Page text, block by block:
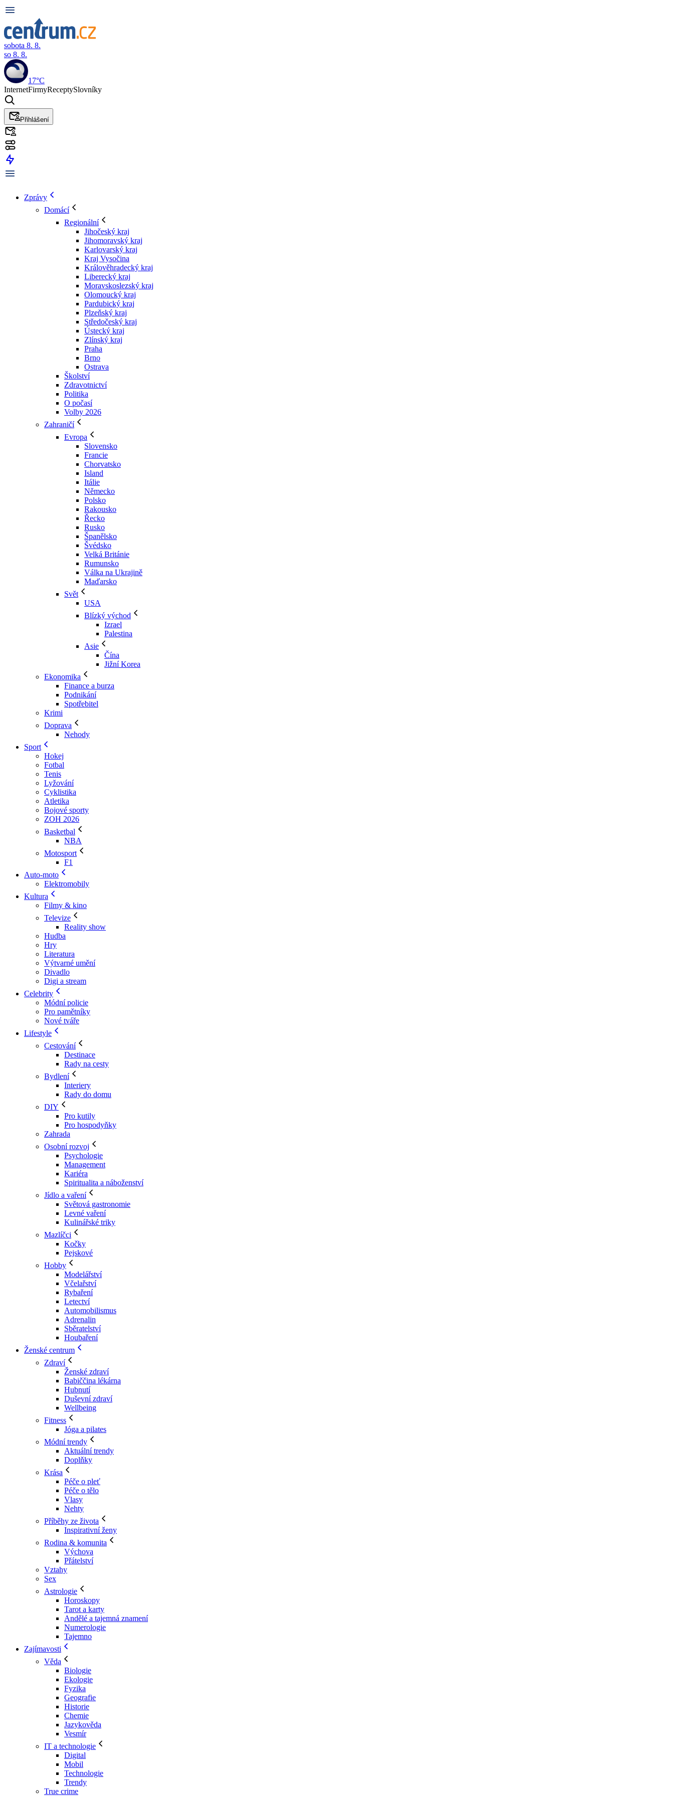
sobota 8. 8.
so 8. 8.
17°C
InternetFirmyReceptySlovníky
Přihlášení
Zprávy
Domácí
Regionální
Jihočeský kraj
Jihomoravský kraj
Karlovarský kraj
Kraj Vysočina
Králověhradecký kraj
Liberecký kraj
Moravskoslezský kraj
Olomoucký kraj
Pardubický kraj
Plzeňský kraj
Středočeský kraj
Ústecký kraj
Zlínský kraj
Praha
Brno
Ostrava
Školství
Zdravotnictví
Politika
O počasí
Volby 2026
Zahraničí
Evropa
Slovensko
Francie
Chorvatsko
Island
Itálie
Německo
Polsko
Rakousko
Řecko
Rusko
Španělsko
Švédsko
Velká Británie
Rumunsko
Válka na Ukrajině
Maďarsko
Svět
USA
Blízký východ
Izrael
Palestina
Asie
Čína
Jižní Korea
Ekonomika
Finance a burza
Podnikání
Spotřebitel
Krimi
Doprava
Nehody
Sport
Hokej
Fotbal
Tenis
Lyžování
Cyklistika
Atletika
Bojové sporty
ZOH 2026
Basketbal
NBA
Motosport
F1
Auto-moto
Elektromobily
Kultura
Filmy & kino
Televize
Reality show
Hudba
Hry
Literatura
Výtvarné umění
Divadlo
Digi a stream
Celebrity
Módní policie
Pro pamětníky
Nové tváře
Lifestyle
Cestování
Destinace
Rady na cesty
Bydlení
Interiery
Rady do domu
DIY
Pro kutily
Pro hospodyňky
Zahrada
Osobní rozvoj
Psychologie
Management
Kariéra
Spiritualita a náboženství
Jídlo a vaření
Světová gastronomie
Levné vaření
Kulinářské triky
Mazlíčci
Kočky
Pejskové
Hobby
Modelářství
Včelařství
Rybaření
Letectví
Automobilismus
Adrenalin
Sběratelství
Houbaření
Ženské centrum
Zdraví
Ženské zdraví
Babiččina lékárna
Hubnutí
Duševní zdraví
Wellbeing
Fitness
Jóga a pilates
Módní trendy
Aktuální trendy
Doplňky
Krása
Péče o pleť
Péče o tělo
Vlasy
Nehty
Příběhy ze života
Inspirativní ženy
Rodina & komunita
Výchova
Přátelství
Vztahy
Sex
Astrologie
Horoskopy
Tarot a karty
Andělé a tajemná znamení
Numerologie
Tajemno
Zajímavosti
Věda
Biologie
Ekologie
Fyzika
Geografie
Historie
Chemie
Jazykověda
Vesmír
IT a technologie
Digital
Mobil
Technologie
Trendy
True crime